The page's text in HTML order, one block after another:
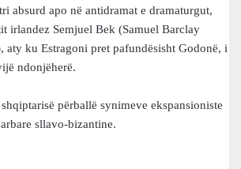
absurd apo në antidramat e dramaturgut,
irlandez Semjuel Bek (Samuel Barclay
aty ku Estragoni pret pafundësisht Godonë, i
ndonjëherë.
përballë synimeve ekspansioniste
sllavo-bizantine.